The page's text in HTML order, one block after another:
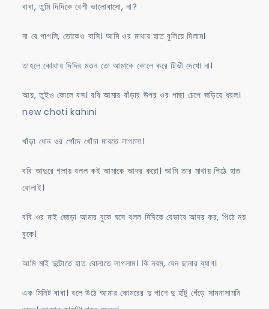
বাবা, তুমি দিদিকে বেশী ভালোবাসো, না?
না রে পাগলি, তোকেও বাসি। আমি ওর মাথায় হাত বুলিয়ে দিলাম।
তাহলে কোথায় দিদির মতন তো আমাকে কোলে করে টিভী দেখো না।
আয়, তুইও কোলে বস। ববি আমার বাঁড়ার উপর ওর পাছা চেপে জড়িয়ে ধরল।
new choti kahini
খাঁড়া ধোন ওর পোঁদে খোঁচা মারতে লাগলো।
ববি আদুরে গলায় বলল কই আমাকে আদর করো। আমি তার মাথায় পিঠে হাত
বোলাই।
ববি ওর মাই জোড়া আমার বুকে ঘসে বলল দিদিকে যেভাবে আদর কর, পিঠে নয়
বুকে।
আমি মাই দুটোতে হাত বোলাতে লাগলাম। কি নরম, যেন ছানার ব্যাগ।
এক মিনিট বাবা। বলে উঠে আমার কোমরের দু পাশে দু হাঁটু গেঁড়ে সামনাসামনি